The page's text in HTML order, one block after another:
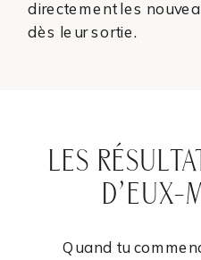
directement les
dès leur sortie.
LES
D’EUX-
Quand tu